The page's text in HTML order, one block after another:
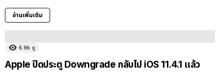
อ่านเพิ่มเติม
6.9k ดู
Apple ปิดประตู Downgrade กลับไป iOS 11.4.1 แล้ว